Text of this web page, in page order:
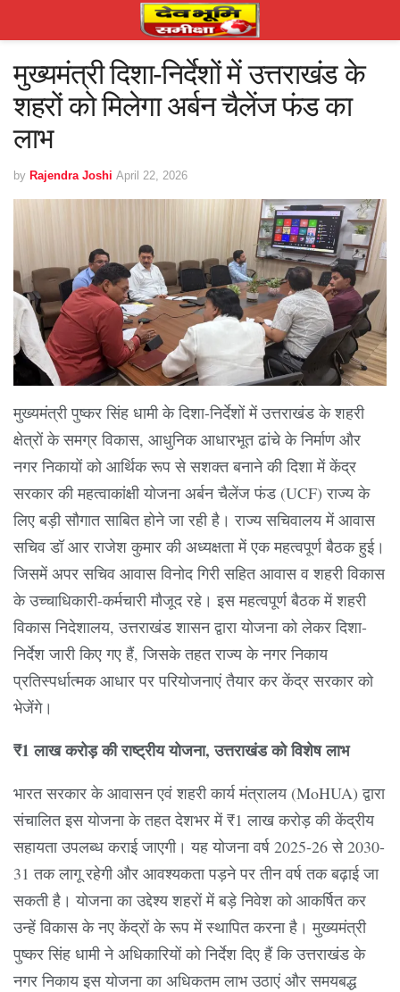
मुख्यमंत्री दिशा-निर्देशों में उत्तराखंड के
शहरों को मिलेगा अर्बन चैलेंज फंड का
लाभ
by Rajendra Joshi April 22, 2026
मुख्यमंत्री पुष्कर सिंह धामी के दिशा-निर्देशों में उत्तराखंड के शहरी
क्षेत्रों के समग्र विकास, आधुनिक आधारभूत ढांचे के निर्माण और
नगर निकायों को आर्थिक रूप से सशक्त बनाने की दिशा में केंद्र
सरकार की महत्वाकांक्षी योजना अर्बन चैलेंज फंड (UCF) राज्य के
लिए बड़ी सौगात साबित होने जा रही है। राज्य सचिवालय में आवास
सचिव डॉ आर राजेश कुमार की अध्यक्षता में एक महत्वपूर्ण बैठक हुई।
जिसमें अपर सचिव आवास विनोद गिरी सहित आवास व शहरी विकास
के उच्चाधिकारी-कर्मचारी मौजूद रहे। इस महत्वपूर्ण बैठक में शहरी
विकास निदेशालय, उत्तराखंड शासन द्वारा योजना को लेकर दिशा-
निर्देश जारी किए गए हैं, जिसके तहत राज्य के नगर निकाय
प्रतिस्पर्धात्मक आधार पर परियोजनाएं तैयार कर केंद्र सरकार को
भेजेंगे।
₹1 लाख करोड़ की राष्ट्रीय योजना, उत्तराखंड को विशेष लाभ
भारत सरकार के आवासन एवं शहरी कार्य मंत्रालय (MoHUA) द्वारा
संचालित इस योजना के तहत देशभर में ₹1 लाख करोड़ की केंद्रीय
सहायता उपलब्ध कराई जाएगी। यह योजना वर्ष 2025-26 से 2030-
31 तक लागू रहेगी और आवश्यकता पड़ने पर तीन वर्ष तक बढ़ाई जा
सकती है। योजना का उद्देश्य शहरों में बड़े निवेश को आकर्षित कर
उन्हें विकास के नए केंद्रों के रूप में स्थापित करना है। मुख्यमंत्री
पुष्कर सिंह धामी ने अधिकारियों को निर्देश दिए हैं कि उत्तराखंड के
नगर निकाय इस योजना का अधिकतम लाभ उठाएं और समयबद्ध